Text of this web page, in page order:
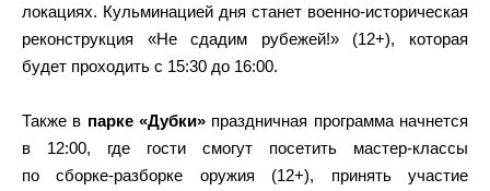
локациях. Кульминацией дня станет военно-историческая
реконструкция «Не сдадим рубежей!» (12+), которая
будет проходить с 15:30 до 16:00.
Также в парке «Дубки» праздничная программа начнется
в 12:00, где гости смогут посетить мастер-классы
по сборке-разборке оружия (12+), принять участие